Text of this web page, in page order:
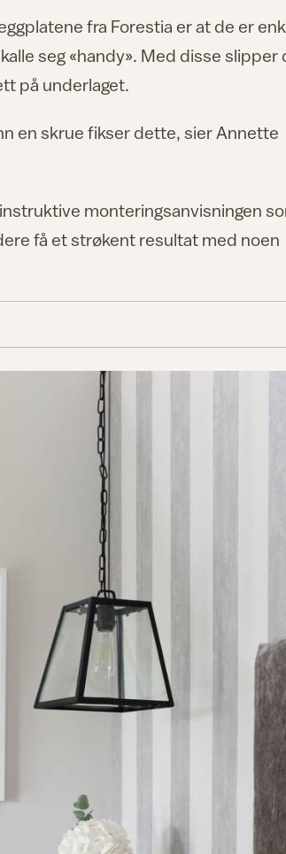
fra Forestia er at de er
seg «handy». Med disse slipper
på underlaget.
en skrue fikser dette, sier Annette
monteringsanvisningen
få et strøkent resultat med noen